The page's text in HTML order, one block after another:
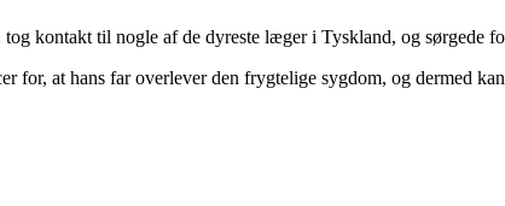
tog kontakt til nogle af de dyreste læger i Tyskland, og
for, at hans far overlever den frygtelige sygdom, og dermed